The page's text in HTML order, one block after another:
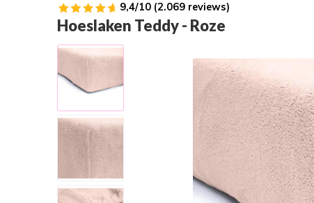
9,4/10 (2.069 reviews)
Hoeslaken Teddy - Roze